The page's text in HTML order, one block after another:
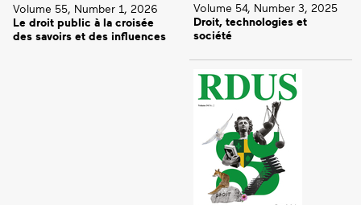
Volume 55, Number 1, 2026
Le droit public à la croisée
des savoirs et des influences
Volume 54, Number 3, 2025
Droit, technologies et
société